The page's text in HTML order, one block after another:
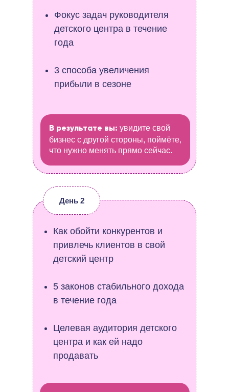
Фокус задач руководителя
детского центра в течение
года
3 способа увеличения
прибыли в сезоне
День 2
Как обойти конкурентов и
привлечь клиентов в свой
детский центр
5 законов стабильного дохода
в течение года
Целевая аудитория детского
центра и как ей надо
продавать
В результате вы: увидите свой
бизнес с другой стороны, поймёте,
что нужно менять прямо сейчас.